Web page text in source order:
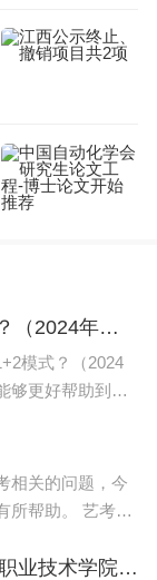
2024贵州高考是3+3还是3+1+2模式？（2024年高考改革政策）
模式？（2024
够更好帮助到大
相关的问题，今
。 艺考比
青岛工程职业学院春考录取线（青岛职业技术学院春考分数线）